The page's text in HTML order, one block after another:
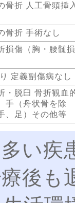
骨折 人工骨頭
骨折 手術なし
損傷（胸・腰髄
定義副傷病なし
・脱臼 骨折観血
（舟状骨を除
、足）その他等
い疾
後も